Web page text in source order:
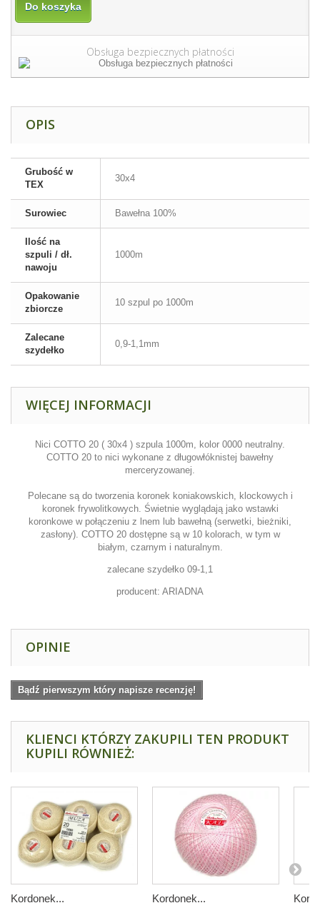
Do koszyka
Obsługa bezpiecznych płatności
OPIS
Grubość w
TEX
30x4
Surowiec Bawełna 100%
Ilość na
szpuli / dł.
nawoju
1000m
Opakowanie
zbiorcze
10 szpul po 1000m
Zalecane
szydełko
0,9-1,1mm
WIĘCEJ INFORMACJI
Nici COTTO 20 ( 30x4 ) szpula 1000m, kolor 0000 neutralny.
COTTO 20 to nici wykonane z długowłóknistej bawełny
merceryzowanej.
Polecane są do tworzenia koronek koniakowskich, klockowych i
koronek frywolitkowych. Świetnie wyglądają jako wstawki
koronkowe w połączeniu z lnem lub bawełną (serwetki, bieżniki,
zasłony). COTTO 20dostępne są w 10 kolorach, w tym w
białym, czarnym i naturalnym.
zalecane szydełko 09-1,1
producent: ARIADNA
OPINIE
Bądź pierwszym który napisze recenzję!
KLIENCI KTÓRZY ZAKUPILI TEN PRODUKT
KUPILI RÓWNIEŻ:
Kordonek... Kordonek...